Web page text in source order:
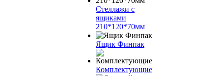
Стеллажи с
ящиками
210*120*70мм
Ящик Финпак
Комплектующие